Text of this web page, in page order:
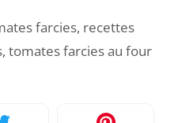
farcies, recettes
, tomates farcies au four